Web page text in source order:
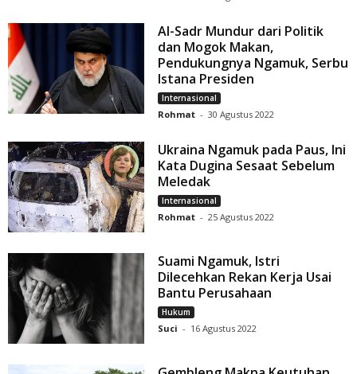
Al-Sadr Mundur dari Politik
dan Mogok Makan,
Pendukungnya Ngamuk, Serbu
Istana Presiden
Internasional
Rohmat - 30 Agustus 2022
Ukraina Ngamuk pada Paus, Ini
Kata Dugina Sesaat Sebelum
Meledak
Internasional
Rohmat - 25 Agustus 2022
Suami Ngamuk, Istri
Dilecehkan Rekan Kerja Usai
Bantu Perusahaan
Hukum
Suci - 16 Agustus 2022